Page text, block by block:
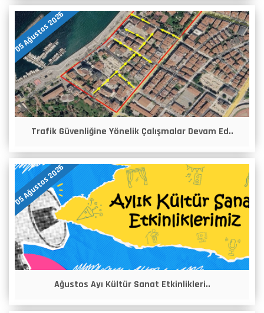
05 Ağustos 2026
Trafik Güvenliğine Yönelik Çalışmalar Devam Ed..
05 Ağustos 2026
Ağustos Ayı Kültür Sanat Etkinlikleri..